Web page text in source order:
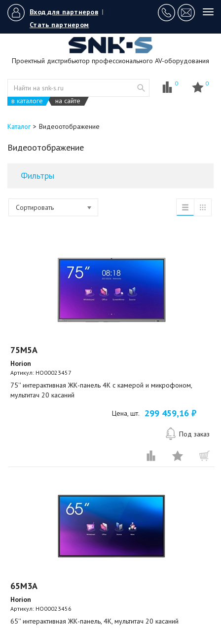
Вход для партнеров |
Стать партнером
Проектный дистрибьютор профессионального AV-оборудования
в каталоге на сайте
0 0
Каталог Видеоотображение
Видеоотображение
Фильтры
Сортировать
75M5A
Horion
Артикул: HO00023457
75'' интерактивная ЖК-панель 4К с камерой и микрофоном,
мультитач 20 касаний
Цена, шт. 299 459,16 ₽
Под заказ
65M3A
Horion
Артикул: HO00023456
65'' интерактивная ЖК-панель, 4К, мультитач 20 касаний